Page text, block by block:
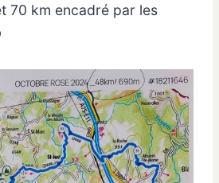
70 km encadré par les